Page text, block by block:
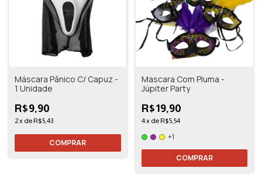
Máscara Pânico C/ Capuz -
1 Unidade
R$9,90
2x de R$5,43
Mascara Com Pluma -
Júpiter Party
R$19,90
4x de R$5,54
+1
COMPRAR